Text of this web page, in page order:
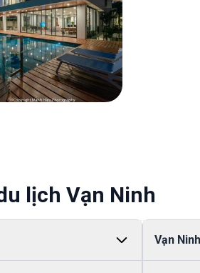
lịch Vạn Ninh
Vạn